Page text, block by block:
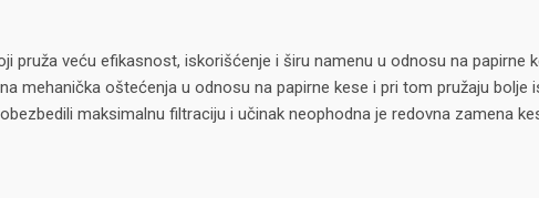
pruža veću efikasnost, iskorišćenje i širu namenu u odnosu na papirne
mehanička oštećenja u odnosu na papirne kese i pri tom pružaju bolje
maksimalnu filtraciju i učinak neophodna je redovna zamena